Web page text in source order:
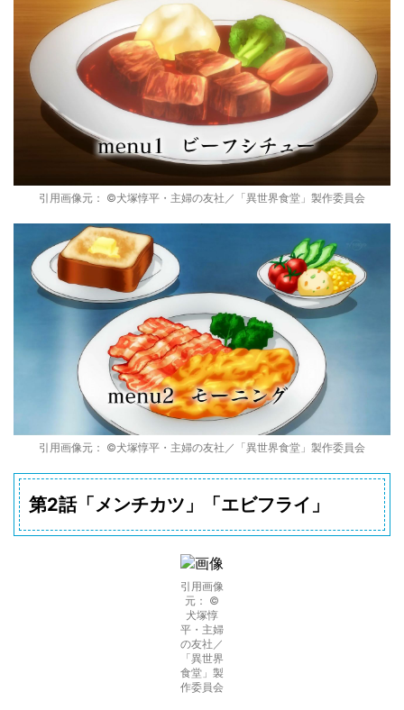
引用画像元： ©犬塚惇平・主婦の友社／「異世界食堂」製作委員会
引用画像元： ©犬塚惇平・主婦の友社／「異世界食堂」製作委員会
第2話「メンチカツ」「エビフライ」
引用画像
元： ©
犬塚惇
平・主婦
の友社／
「異世界
食堂」製
作委員会